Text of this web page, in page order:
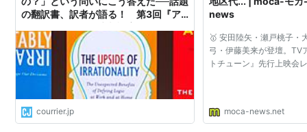
の翻訳書、訳者が語る！ 第3回『ア
courrier.jp
news
🥇 安田陸矢・瀬戸桃子・
弓・伊藤美来が登壇。TV
トチューン』先行上映会
moca-news.net